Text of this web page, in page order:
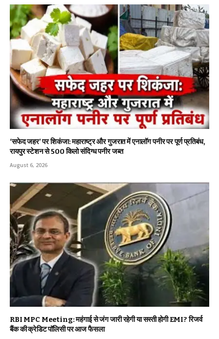
‘सफेद जहर’ पर शिकंजा: महाराष्ट्र और गुजरात में एनालॉग पनीर पर पूर्ण प्रतिबंध,
रायपुर स्टेशन से 500 किलो संदिग्ध पनीर जब्त
August 6, 2026
RBI MPC Meeting: महंगाई से जंग जारी रहेगी या सस्ती होगी EMI? रिजर्व
बैंक की क्रेडिट पॉलिसी पर आज फैसला